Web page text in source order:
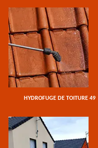
HYDROFUGE DE TOITURE 49